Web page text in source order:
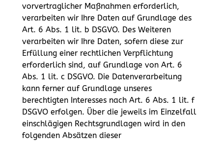
vorvertraglicher Maßnahmen erforderlich,
verarbeiten wir Ihre Daten auf Grundlage des
Art. 6 Abs. 1 lit. b DSGVO. Des Weiteren
verarbeiten wir Ihre Daten, sofern diese zur
Erfüllung einer rechtlichen Verpflichtung
erforderlich sind, auf Grundlage von Art. 6
Abs. 1 lit. c DSGVO. Die Datenverarbeitung
kann ferner auf Grundlage unseres
berechtigten Interesses nach Art. 6 Abs. 1 lit. f
DSGVO erfolgen. Über die jeweils im Einzelfall
einschlägigen Rechtsgrundlagen wird in den
folgenden Absätzen dieser